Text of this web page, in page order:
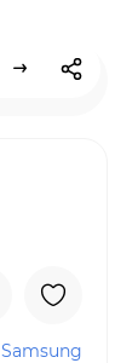
Samsung